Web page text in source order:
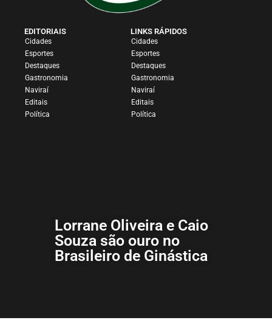
EDITORIAIS
Cidades
Esportes
Destaques
Gastronomia
Naviraí
Editais
Política
LINKS RÁPIDOS
Cidades
Esportes
Destaques
Gastronomia
Naviraí
Editais
Política
Lorrane Oliveira e Caio
Souza são ouro no
Brasileiro de Ginástica